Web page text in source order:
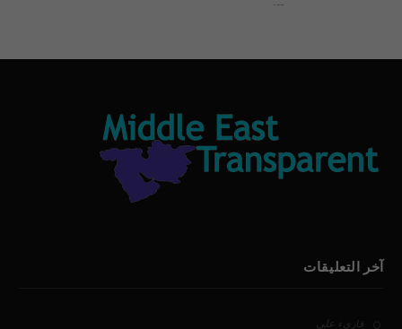
آخر التعليقات
قارىء على